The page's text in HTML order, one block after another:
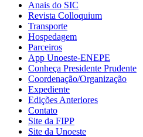
Anais do SIC
Revista Colloquium
Transporte
Hospedagem
Parceiros
App Unoeste-ENEPE
Conheça Presidente Prudente
Coordenação/Organização
Expediente
Edições Anteriores
Contato
Site da FIPP
Site da Unoeste